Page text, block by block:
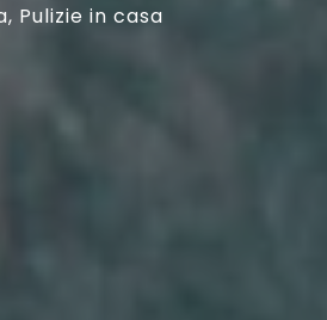
, Pulizie in casa